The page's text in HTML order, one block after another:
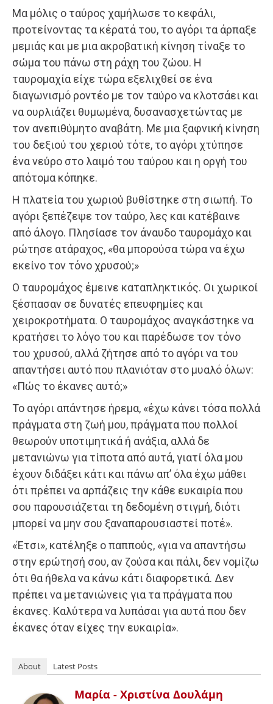
Μα μόλις ο ταύρος χαμήλωσε το κεφάλι,
προτείνοντας τα κέρατά του, το αγόρι τα άρπαξε
μεμιάς και με μια ακροβατική κίνηση τίναξε το
σώμα του πάνω στη ράχη του ζώου. Η
ταυρομαχία είχε τώρα εξελιχθεί σε ένα
διαγωνισμό ροντέο με τον ταύρο να κλοτσάει και
να ουρλιάζει θυμωμένα, δυσανασχετώντας με
τον ανεπιθύμητο αναβάτη. Με μια ξαφνική κίνηση
του δεξιού του χεριού τότε, το αγόρι χτύπησε
ένα νεύρο στο λαιμό του ταύρου και η οργή του
απότομα κόπηκε.
Η πλατεία του χωριού βυθίστηκε στη σιωπή. Το
αγόρι ξεπέζεψε τον ταύρο, λες και κατέβαινε
από άλογο. Πλησίασε τον άναυδο ταυρομάχο και
ρώτησε ατάραχος, «θα μπορούσα τώρα να έχω
εκείνο τον τόνο χρυσού;»
Ο ταυρομάχος έμεινε καταπληκτικός. Οι χωρικοί
ξέσπασαν σε δυνατές επευφημίες και
χειροκροτήματα. Ο ταυρομάχος αναγκάστηκε να
κρατήσει το λόγο του και παρέδωσε τον τόνο
του χρυσού, αλλά ζήτησε από το αγόρι να του
απαντήσει αυτό που πλανιόταν στο μυαλό όλων:
«Πώς το έκανες αυτό;»
Το αγόρι απάντησε ήρεμα, «έχω κάνει τόσα πολλά
πράγματα στη ζωή μου, πράγματα που πολλοί
θεωρούν υποτιμητικά ή ανάξια, αλλά δε
μετανιώνω για τίποτα από αυτά, γιατί όλα μου
έχουν διδάξει κάτι και πάνω απ’ όλα έχω μάθει
ότι πρέπει να αρπάζεις την κάθε ευκαιρία που
σου παρουσιάζεται τη δεδομένη στιγμή, διότι
μπορεί να μην σου ξαναπαρουσιαστεί ποτέ».
«Έτσι», κατέληξε ο παππούς, «για να απαντήσω
στην ερώτησή σου, αν ζούσα και πάλι, δεν νομίζω
ότι θα ήθελα να κάνω κάτι διαφορετικά. Δεν
πρέπει να μετανιώνεις για τα πράγματα που
έκανες. Καλύτερα να λυπάσαι για αυτά που δεν
έκανες όταν είχες την ευκαιρία».
About Latest Posts
Μαρία - Χριστίνα Δουλάμη